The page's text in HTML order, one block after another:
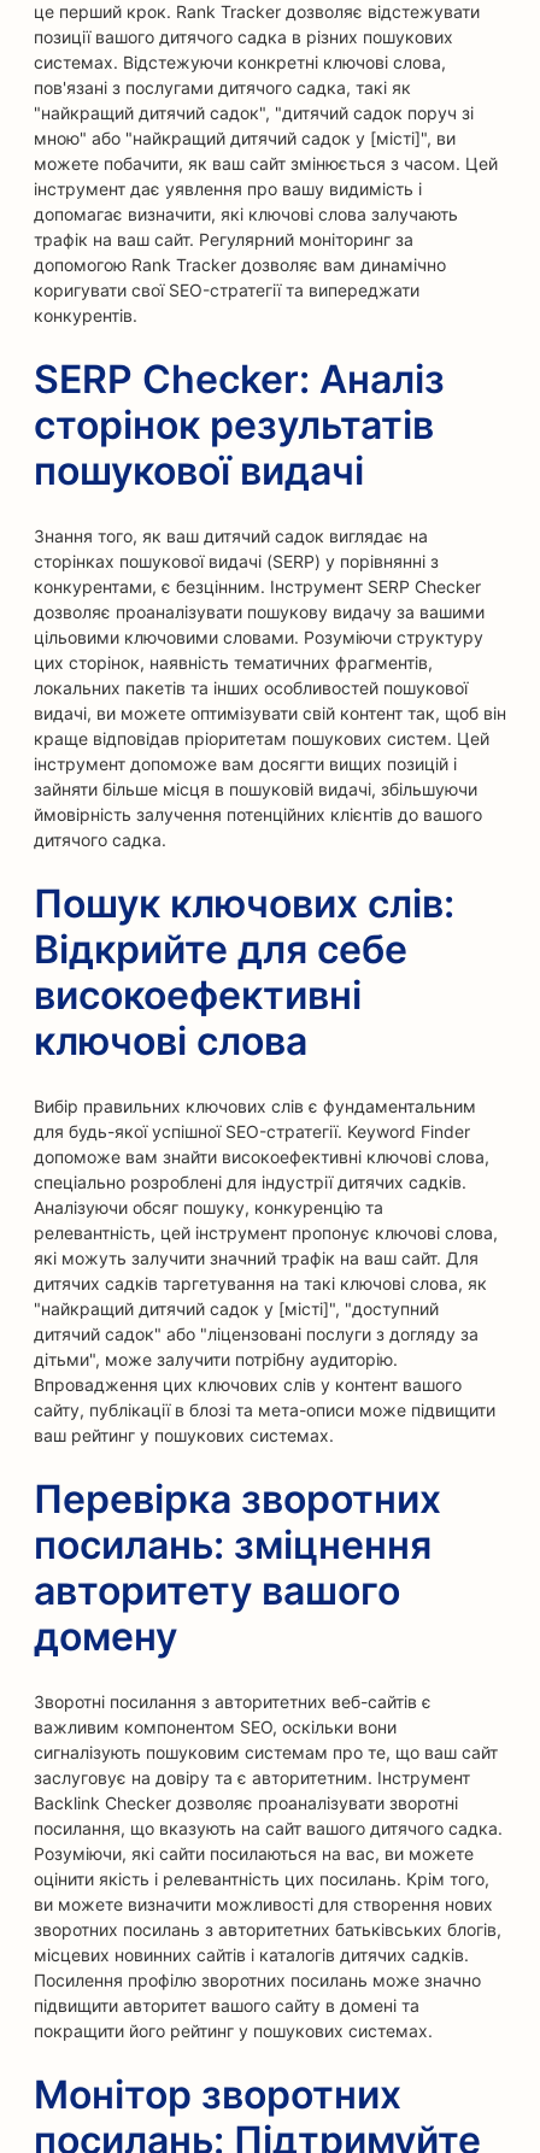
це перший крок. Rank Tracker дозволяє відстежувати
позиції вашого дитячого садка в різних пошукових
системах. Відстежуючи конкретні ключові слова,
пов'язані з послугами дитячого садка, такі як
"найкращий дитячий садок", "дитячий садок поруч зі
мною" або "найкращий дитячий садок у [місті]", ви
можете побачити, як ваш сайт змінюється з часом. Цей
інструмент дає уявлення про вашу видимість і
допомагає визначити, які ключові слова залучають
трафік на ваш сайт. Регулярний моніторинг за
допомогою Rank Tracker дозволяє вам динамічно
коригувати свої SEO-стратегії та випереджати
конкурентів.
SERP Checker: Аналіз
сторінок результатів
пошукової видачі
Знання того, як ваш дитячий садок виглядає на
сторінках пошукової видачі (SERP) у порівнянні з
конкурентами, є безцінним. Інструмент SERP Checker
дозволяє проаналізувати пошукову видачу за вашими
цільовими ключовими словами. Розуміючи структуру
цих сторінок, наявність тематичних фрагментів,
локальних пакетів та інших особливостей пошукової
видачі, ви можете оптимізувати свій контент так, щоб він
краще відповідав пріоритетам пошукових систем. Цей
інструмент допоможе вам досягти вищих позицій і
зайняти більше місця в пошуковій видачі, збільшуючи
ймовірність залучення потенційних клієнтів до вашого
дитячого садка.
Пошук ключових слів:
Відкрийте для себе
високоефективні
ключові слова
Вибір правильних ключових слів є фундаментальним
для будь-якої успішної SEO-стратегії. Keyword Finder
допоможе вам знайти високоефективні ключові слова,
спеціально розроблені для індустрії дитячих садків.
Аналізуючи обсяг пошуку, конкуренцію та
релевантність, цей інструмент пропонує ключові слова,
які можуть залучити значний трафік на ваш сайт. Для
дитячих садків таргетування на такі ключові слова, як
"найкращий дитячий садок у [місті]", "доступний
дитячий садок" або "ліцензовані послуги з догляду за
дітьми", може залучити потрібну аудиторію.
Впровадження цих ключових слів у контент вашого
сайту, публікації в блозі та мета-описи може підвищити
ваш рейтинг у пошукових системах.
Перевірка зворотних
посилань: зміцнення
авторитету вашого
домену
Зворотні посилання з авторитетних веб-сайтів є
важливим компонентом SEO, оскільки вони
сигналізують пошуковим системам про те, що ваш сайт
заслуговує на довіру та є авторитетним. Інструмент
Backlink Checker дозволяє проаналізувати зворотні
посилання, що вказують на сайт вашого дитячого садка.
Розуміючи, які сайти посилаються на вас, ви можете
оцінити якість і релевантність цих посилань. Крім того,
ви можете визначити можливості для створення нових
зворотних посилань з авторитетних батьківських блогів,
місцевих новинних сайтів і каталогів дитячих садків.
Посилення профілю зворотних посилань може значно
підвищити авторитет вашого сайту в домені та
покращити його рейтинг у пошукових системах.
Монітор зворотних
посилань: Підтримуйте